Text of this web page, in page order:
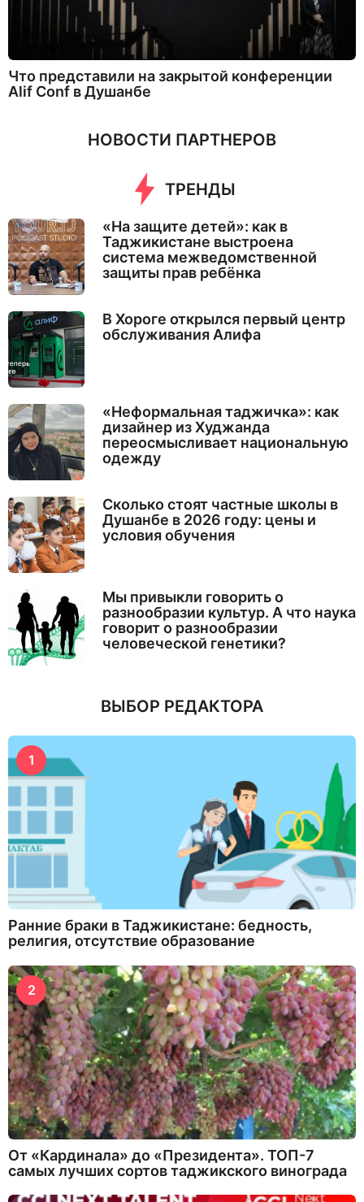
Что представили на закрытой конференции
Alif Conf в Душанбе
НОВОСТИ ПАРТНЕРОВ
ТРЕНДЫ
«На защите детей»: как в
Таджикистане выстроена
система межведомственной
защиты прав ребёнка
В Хороге открылся первый центр
обслуживания Алифа
«Неформальная таджичка»: как
дизайнер из Худжанда
переосмысливает национальную
одежду
Сколько стоят частные школы в
Душанбе в 2026 году: цены и
условия обучения
Мы привыкли говорить о
разнообразии культур. А что наука
говорит о разнообразии
человеческой генетики?
ВЫБОР РЕДАКТОРА
1
Ранние браки в Таджикистане: бедность,
религия, отсутствие образование
2
От «Кардинала» до «Президента». ТОП-7
самых лучших сортов таджикского винограда